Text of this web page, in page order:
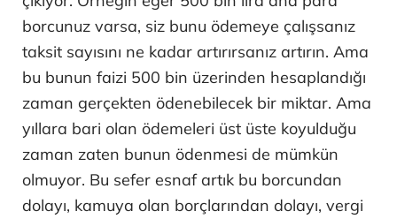
borcunuz varsa, siz bunu ödemeye çalışsanız
taksit sayısını ne kadar artırırsanız artırın. Ama
bu bunun faizi 500 bin üzerinden hesaplandığı
zaman gerçekten ödenebilecek bir miktar. Ama
yıllara bari olan ödemeleri üst üste koyulduğu
zaman zaten bunun ödenmesi de mümkün
olmuyor. Bu sefer esnaf artık bu borcundan
dolayı, kamuya olan borçlarından dolayı, vergi